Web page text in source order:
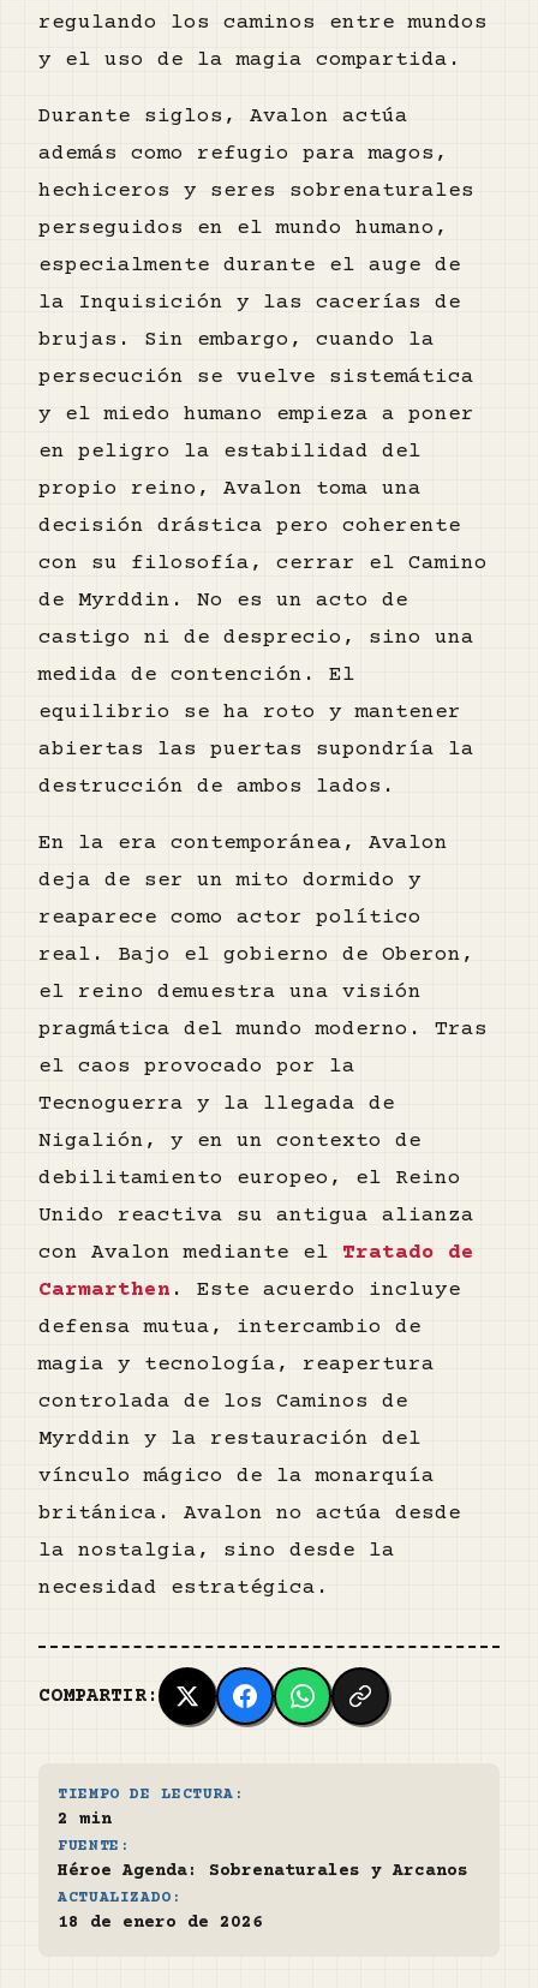
TIEMPO DE LECTURA:
2 min
FUENTE:
Héroe Agenda: Sobrenaturales y Arcanos
ACTUALIZADO:
18 de enero de 2026
regulando los caminos entre mundos
y el uso de la magia compartida.
Durante siglos, Avalon actúa
además como refugio para magos,
hechiceros y seres sobrenaturales
perseguidos en el mundo humano,
especialmente durante el auge de
la Inquisición y las cacerías de
brujas. Sin embargo, cuando la
persecución se vuelve sistemática
y el miedo humano empieza a poner
en peligro la estabilidad del
propio reino, Avalon toma una
decisión drástica pero coherente
con su filosofía, cerrar el Camino
de Myrddin. No es un acto de
castigo ni de desprecio, sino una
medida de contención. El
equilibrio se ha roto y mantener
abiertas las puertas supondría la
destrucción de ambos lados.
En la era contemporánea, Avalon
deja de ser un mito dormido y
reaparece como actor político
real. Bajo el gobierno de Oberon,
el reino demuestra una visión
pragmática del mundo moderno. Tras
el caos provocado por la
Tecnoguerra y la llegada de
Nigalión, y en un contexto de
debilitamiento europeo, el Reino
Unido reactiva su antigua alianza
con Avalon mediante el Tratado de
Carmarthen . Este acuerdo incluye
defensa mutua, intercambio de
magia y tecnología, reapertura
controlada de los Caminos de
Myrddin y la restauración del
vínculo mágico de la monarquía
británica. Avalon no actúa desde
la nostalgia, sino desde la
necesidad estratégica.
COMPARTIR: